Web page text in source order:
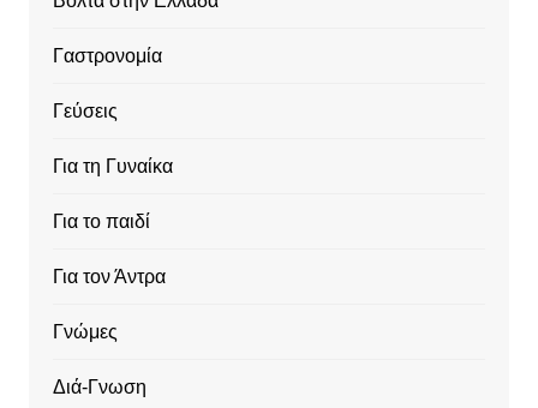
Γαστρονομία
Γεύσεις
Για τη Γυναίκα
Για το παιδί
Για τον Άντρα
Γνώμες
Διά-Γνωση